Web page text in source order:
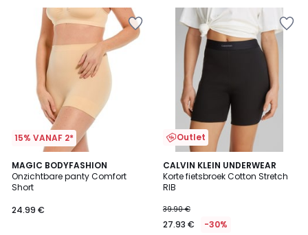
15% VANAF 2*
MAGIC BODYFASHION
Onzichtbare panty Comfort
Short
24.99 €
3.7
/ 5
Outlet
CALVIN KLEIN UNDERWEAR
Korte fietsbroek Cotton Stretch
RIB
39.90 €
27.93 € -30%